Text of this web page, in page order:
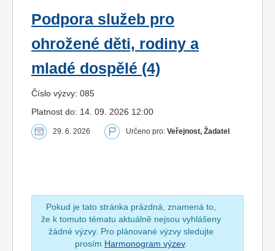
Podpora služeb pro
ohrožené děti, rodiny a
mladé dospělé (4)
Číslo výzvy: 085
Platnost do: 14. 09. 2026 12:00
29. 6. 2026 Určeno pro: Veřejnost, Žadatel
Pokud je tato stránka prázdná, znamená to,
že k tomuto tématu aktuálně nejsou vyhlášeny
žádné výzvy. Pro plánované výzvy sledujte
prosím Harmonogram výzev.